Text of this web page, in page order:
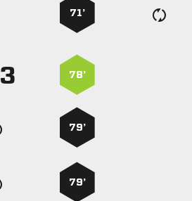
71’
 78’
79’
79’